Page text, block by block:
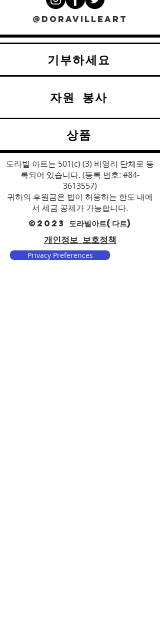
@DORAVILLEART
기부하세요
자원 봉사
상품
도라빌 아트는 501(c) (3) 비영리 단체로 등
록되어 있습니다. (등록 번호: #84-
3613557)
귀하의 후원금은 법이 허용하는 한도 내에
서 세금 공제가 가능합니다.
©2023 도라빌아트(다트)
개인정보 보호정책
Privacy Preferences